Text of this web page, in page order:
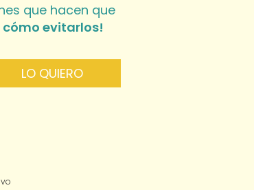
que hacen que
cómo evitarlos!
LO QUIERO